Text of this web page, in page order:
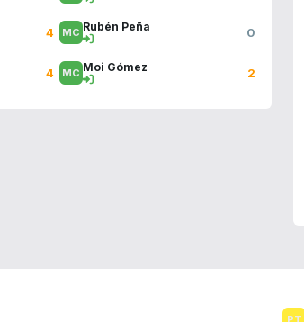
4
4
Rubén Peña 0
Moi Gómez 2